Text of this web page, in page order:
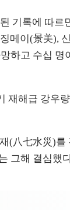
기록에 따르
메이(景美),
하고 수십 명
재해급 강우
(八七水災)
그해 결심했